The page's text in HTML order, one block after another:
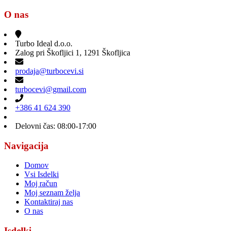
O nas
Turbo Ideal d.o.o.
Zalog pri Škofljici 1, 1291 Škofljica
prodaja@turbocevi.si
turbocevi@gmail.com
+386 41 624 390
Delovni čas: 08:00-17:00
Navigacija
Domov
Vsi Isdelki
Moj račun
Moj seznam želja
Kontaktiraj nas
O nas